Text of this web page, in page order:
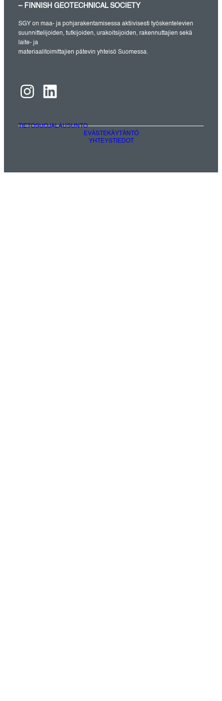
– FINNISH GEOTECHNICAL SOCIETY
SGY on maa- ja pohjarakentamisessa aktiivisesti työskentelevien
suunnittelijoiden, tutkijoiden, urakoitsijoiden, rakennuttajien sekä
laite- ja
materiaalitoimittajien pätevin yhteisö Suomessa.
Instagram LinkedIn
TIETOSUOJALAUSUNTO
EVÄSTEKÄYTÄNTÖ
YHTEYSTIEDOT